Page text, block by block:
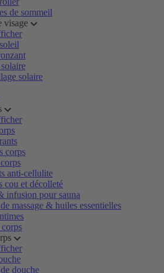
de sommeil
visage
solaire
corps
anti-cellulite
cou et décolleté
infusion pour sauna
massage & huiles essentielles
corps
douche